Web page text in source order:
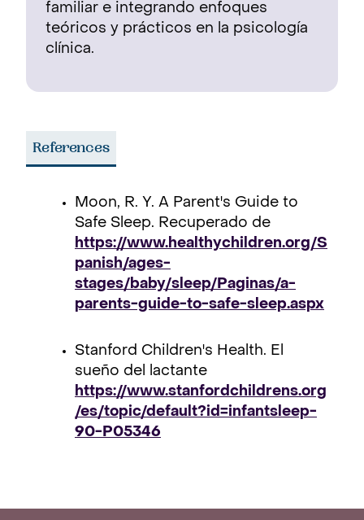
familiar e integrando enfoques
teóricos y prácticos en la psicología
clínica.
References
Moon, R. Y. A Parent's Guide to
Safe Sleep. Recuperado de
https://www.healthychildren.org/S
panish/ages-
stages/baby/sleep/Paginas/a-
parents-guide-to-safe-sleep.aspx
Stanford Children's Health. El
sueño del lactante
https://www.stanfordchildrens.org
/es/topic/default?id=infantsleep-
90-P05346